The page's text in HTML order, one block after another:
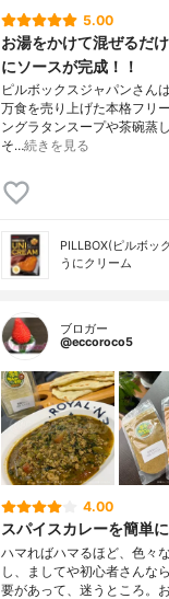
5.00
お湯をかけて混ぜるだ
にソースが完成！！
ピルボックスジャパンさん
万食を売り上げた本格フリ
ングラタンスープや茶碗蒸
そ…続きを見る
PILLBOX(ピルボッ
うにクリーム
ブロガー
@eccoroco5
4.00
スパイスカレーを簡単
ハマればハマるほど、色々
し、ましてや初心者さんな
要があって、迷うところ。